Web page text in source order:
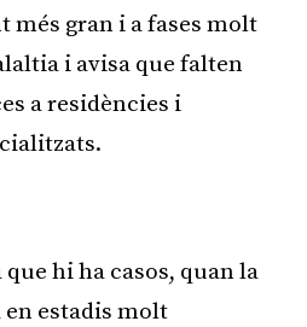
més gran i a fases molt
i avisa que falten
a residències i
hi ha casos, quan la
estadis molt